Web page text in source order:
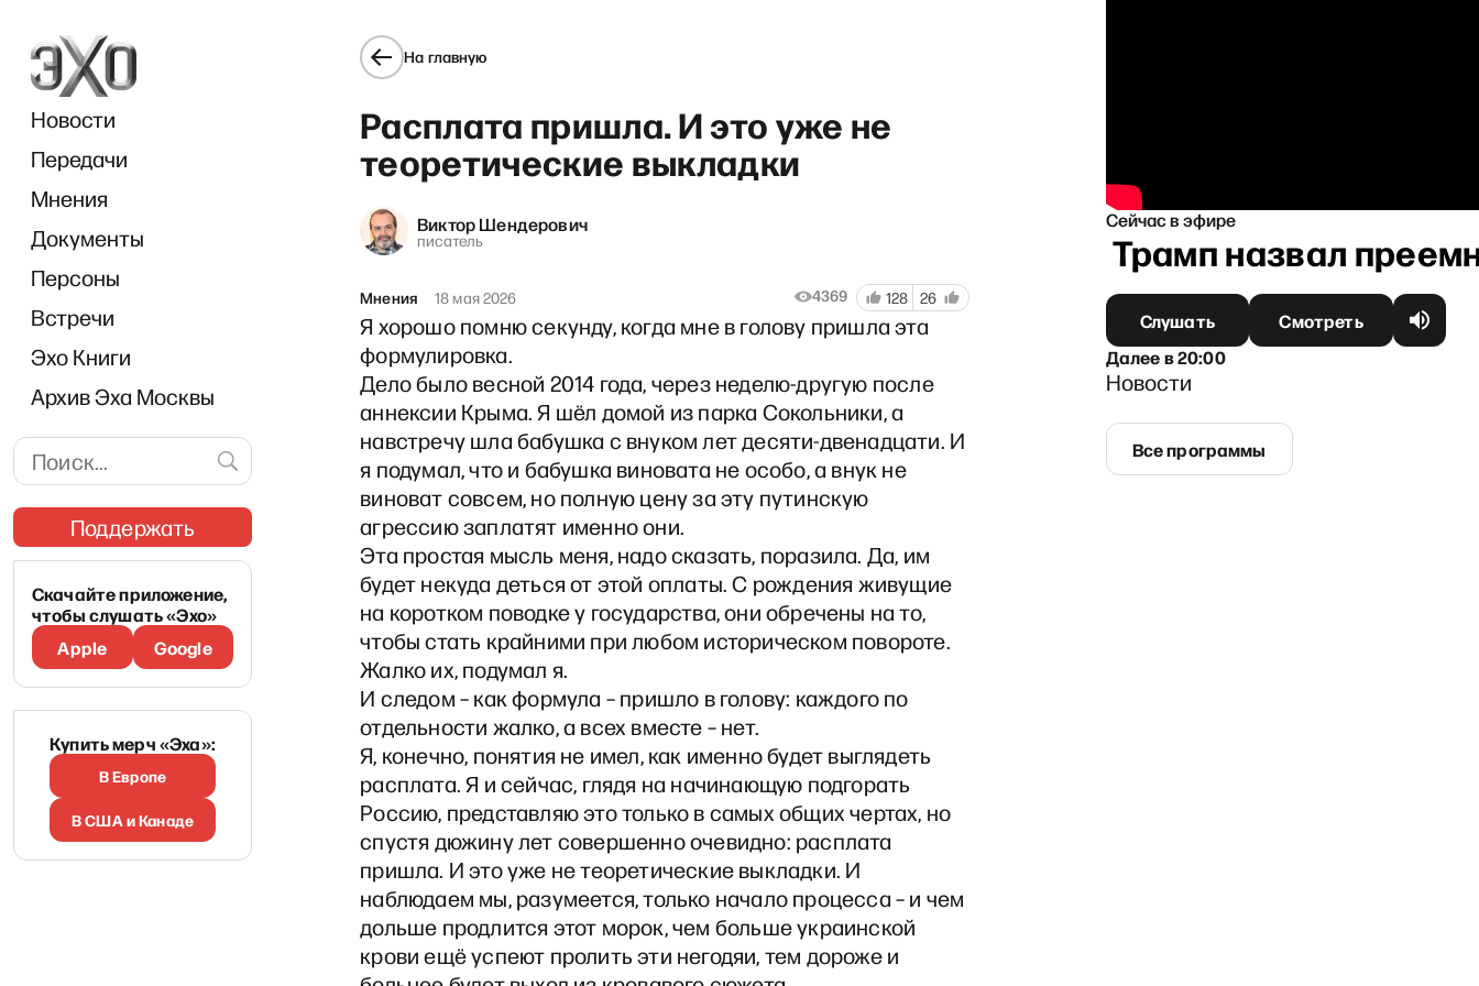
Новости
Передачи
Мнения
Документы
Персоны
Встречи
Эхо Книги
Архив Эха Москвы
Поддержать
Скачайте приложение,
чтобы слушать «Эхо»
Apple
Google
Купить мерч «Эха»:
В Европе
В США и Канаде
На главную
Расплата пришла. И это уже не
теоретические выкладки
Виктор Шендерович
писатель
Мнения 18 мая 2026 4369 128 26
Я хорошо помню секунду, когда мне в голову пришла эта
формулировка.
Дело было весной 2014 года, через неделю-другую после
аннексии Крыма. Я шёл домой из парка Сокольники, а
навстречу шла бабушка с внуком лет десяти-двенадцати. И
я подумал, что и бабушка виновата не особо, а внук не
виноват совсем, но полную цену за эту путинскую
агрессию заплатят именно они.
Эта простая мысль меня, надо сказать, поразила. Да, им
будет некуда деться от этой оплаты. С рождения живущие
на коротком поводке у государства, они обречены на то,
чтобы стать крайними при любом историческом повороте.
Жалко их, подумал я.
И следом – как формула – пришло в голову: каждого по
отдельности жалко, а всех вместе – нет.
Я, конечно, понятия не имел, как именно будет выглядеть
расплата. Я и сейчас, глядя на начинающую подгорать
Россию, представляю это только в самых общих чертах, но
спустя дюжину лет совершенно очевидно: расплата
пришла. И это уже не теоретические выкладки. И
наблюдаем мы, разумеется, только начало процесса – и чем
дольше продлится этот морок, чем больше украинской
крови ещё успеют пролить эти негодяи, тем дороже и
Сейчас в эфире
«Обсудим» со Станиславом Кучером: Трамп назвал
Слушать
Смотреть
Далеев20:00
Новости
Все программы